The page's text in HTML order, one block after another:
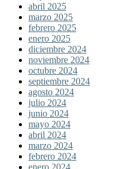
abril 2025
marzo 2025
febrero 2025
enero 2025
diciembre 2024
noviembre 2024
octubre 2024
septiembre 2024
agosto 2024
julio 2024
junio 2024
mayo 2024
abril 2024
marzo 2024
febrero 2024
enero 2024